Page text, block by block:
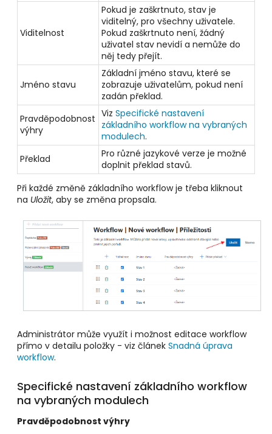
Viditelnost
Pokud je zaškrtnuto, stav je
viditelný, pro všechny uživatele.
Pokud zaškrtnuto není, žádný
uživatel stav nevidí a nemůže do
něj tedy přejít.
Jméno stavu
Základní jméno stavu, které se
zobrazuje uživatelům, pokud není
zadán překlad.
Pravděpodobnost
výhry
VizSpecifické nastavení
základního workflow na vybraných
modulech.
Překlad
Pro různé jazykové verze je možné
doplnit překlad stavů.
Při každé změně základního workflow je třeba kliknout
na Uložit, aby se změna propsala.
Administrátor může využít i možnost editace workflow
přímo v detailu položky - viz článek Snadná úprava
workflow.
Specifické nastavení základního workflow
na vybraných modulech
Pravděpodobnost výhry